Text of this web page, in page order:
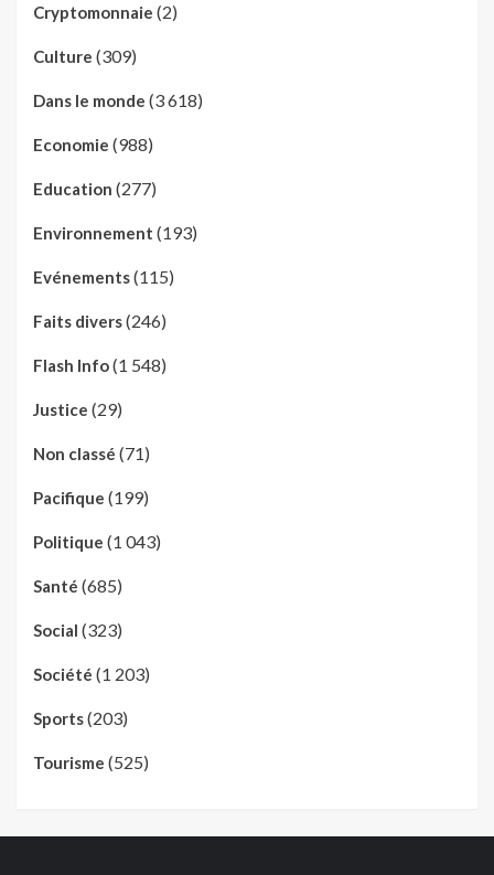
Cryptomonnaie (2)
Culture (309)
Dans le monde (3 618)
Economie (988)
Education (277)
Environnement (193)
Evénements(115)
Faits divers(246)
Flash Info(1 548)
Justice (29)
Non classé (71)
Pacifique (199)
Politique (1 043)
Santé (685)
Social (323)
Société (1 203)
Sports(203)
Tourisme (525)